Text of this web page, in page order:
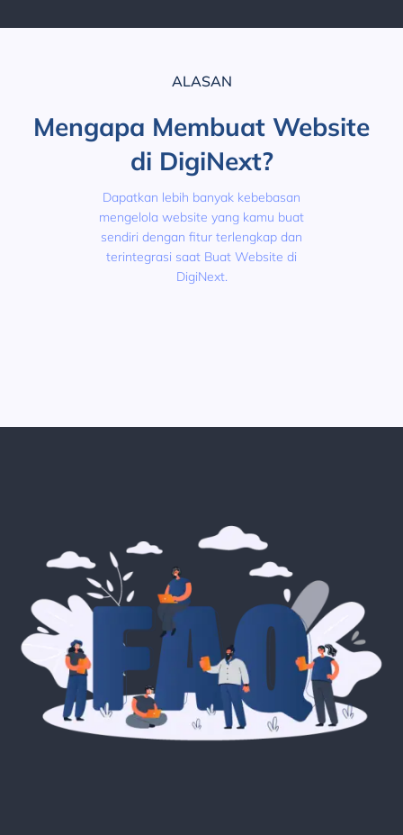
ALASAN
Mengapa Membuat Website
di DigiNext?
Dapatkan lebih banyak kebebasan
mengelola website yang kamu buat
sendiri dengan fitur terlengkap dan
terintegrasi saat Buat Website di
DigiNext.